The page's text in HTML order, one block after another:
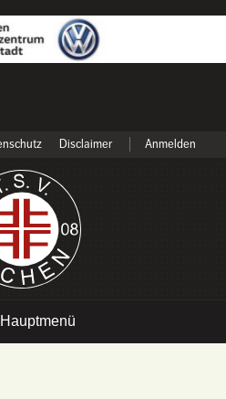
Disclaimer Anmelden
Hauptmenü